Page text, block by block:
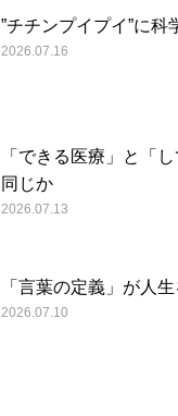
”チチンプイプイ”に科
2026.07.16
「できる医療」と「
同じか
2026.07.13
「言葉の定義」が人
2026.07.10